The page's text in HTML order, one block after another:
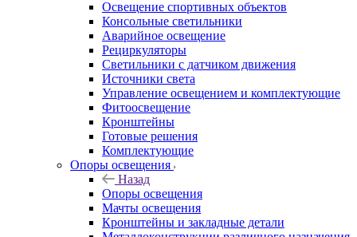
Освещение спортивных объектов
Консольные светильники
Аварийное освещение
Рециркуляторы
Светильники с датчиком движения
Источники света
Управление освещением и комплектующие
Фитоосвещение
Кронштейны
Готовые решения
Комплектующие
Опоры освещения
Назад
Опоры освещения
Мачты освещения
Кронштейны и закладные детали